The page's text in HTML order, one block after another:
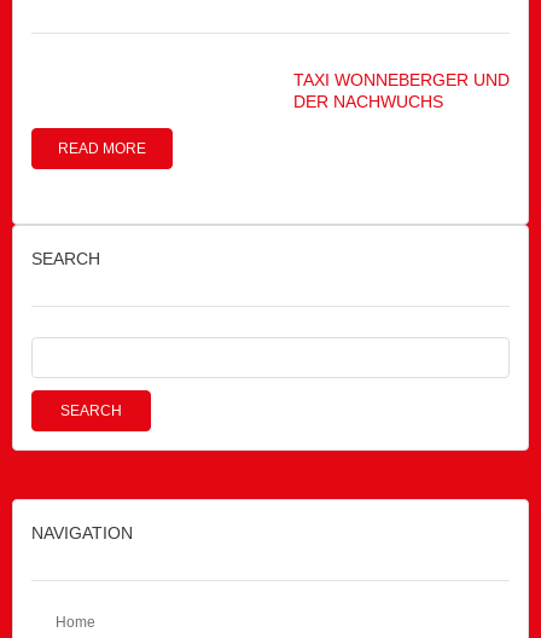
TAXI WONNEBERGER UND
DER NACHWUCHS
READ MORE
SEARCH
NAVIGATION
Home